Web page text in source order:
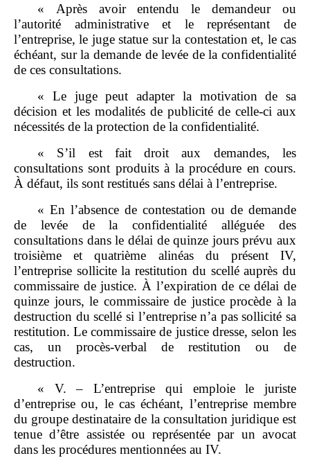
« Après avoir entendu le demandeur ou
l’autorité administrative et le représentant de
l’entreprise, le juge statue sur la contestation et, le cas
échéant, sur la demande de levée de la confidentialité
de ces consultations.
« Le juge peut adapter la motivation de sa
décision et les modalités de publicité de celle-ci aux
nécessités de la protection de la confidentialité.
« S’il est fait droit aux demandes, les
consultations sont produits à la procédure en cours.
À défaut, ils sont restitués sans délai à l’entreprise.
« En l’absence de contestation ou de demande
de levée de la confidentialité alléguée des
consultations dans le délai de quinze jours prévu aux
troisième et quatrième alinéas du présent IV,
l’entreprise sollicite la restitution du scellé auprès du
commissaire de justice. À l’expiration de ce délai de
quinze jours, le commissaire de justice procède à la
destruction du scellé si l’entreprise n’a pas sollicité sa
restitution. Le commissaire de justice dresse, selon les
cas, un procès-verbal de restitution ou de
destruction.
« V. – L’entreprise qui emploie le juriste
d’entreprise ou, le cas échéant, l’entreprise membre
du groupe destinataire de la consultation juridique est
tenue d’être assistée ou représentée par un avocat
dans les procédures mentionnées au IV.